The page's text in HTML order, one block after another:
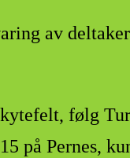
av
følg
på Pernes,